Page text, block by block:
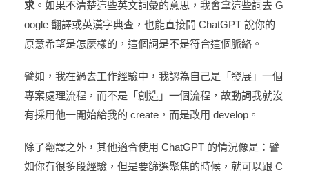
求 。如果不清楚這些英文詞彙的意思，我會拿這些詞去 G
oogle 翻譯或英漢字典查，也能直接問 ChatGPT 說你的
原意希望是怎麼樣的，這個詞是不是符合這個脈絡。
譬如，我在過去工作經驗中，我認為自己是「發展」一個
專案處理流程，而不是「創造」一個流程，故動詞我就沒
有採用他一開始給我的 create，而是改用 develop。
除了翻譯之外，其他適合使用 ChatGPT 的情況像是：譬
如你有很多段經驗，但是要篩選聚焦的時候，就可以跟 C